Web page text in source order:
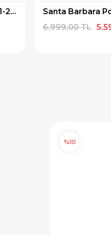
Santa Barbara Polo SB.1.10700-7 Erkek Kol Saati
6.999,00 TL